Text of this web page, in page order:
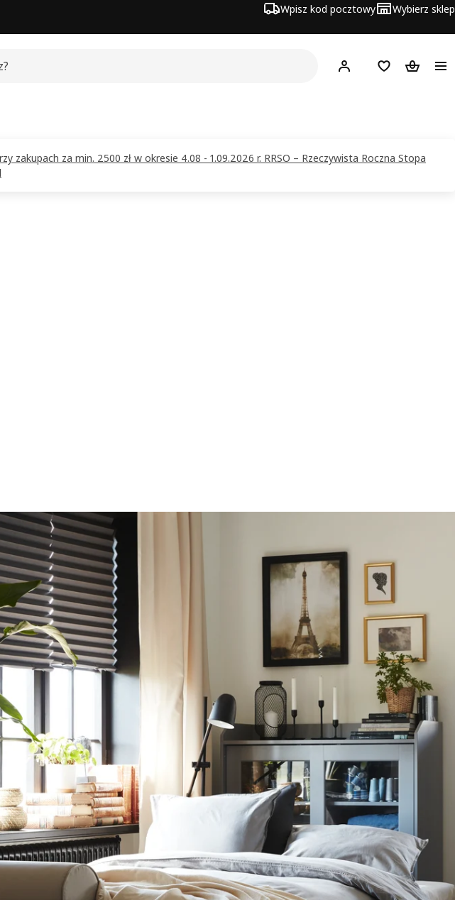
Wpisz kod pocztowy Wybierz sklep
Hej! Zaloguj się
Lista zakupowa
Koszyk
za min. 2500 zł w okresie 4.08 - 1.09.2026 r. RRSO – Rzeczywista Roczna Stopa